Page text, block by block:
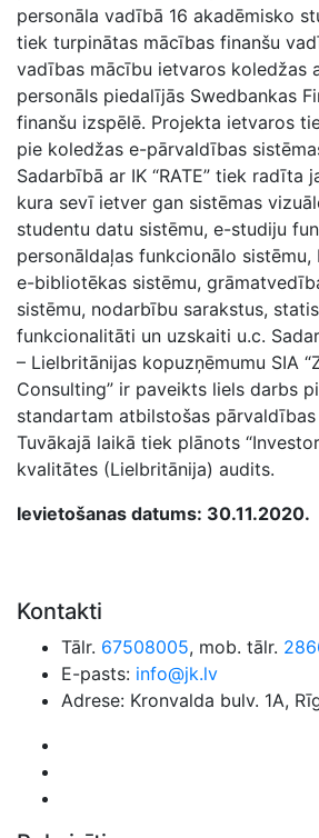
personāla vadībā 16 akadēmisko
tiek turpinātas mācības finanšu
vadības mācību ietvaros koledžas
personāls piedalījās Swedbankas
finanšu izspēlē. Projekta ietvaros
pie koledžas e-pārvaldības
Sadarbībā ar IK “RATE” tiek radīta
kura sevī ietver gan sistēmas
studentu datu sistēmu, e-studiju
personāldaļas funkcionālo
e-bibliotēkas sistēmu,
sistēmu, nodarbību sarakstus,
funkcionalitāti un uzskaiti u.c.
– Lielbritānijas kopuzņēmumu SIA
Consulting” ir paveikts liels darbs
standartam atbilstošas
Tuvākajā laikā tiek plānots
kvalitātes (Lielbritānija) audits.
Ievietošanas datums: 30.11.2020.
Kontakti
Tālr. 67508005, mob. tālr.
E-pasts: info@jk.lv
Adrese: Kronvalda bulv. 1A,